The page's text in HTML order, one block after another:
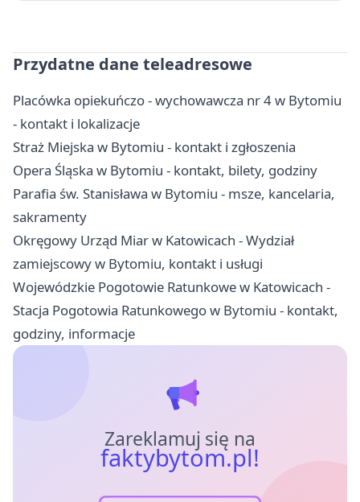
Przydatne dane teleadresowe
Placówka opiekuńczo - wychowawcza nr 4 w Bytomiu
- kontakt i lokalizacje
Straż Miejska w Bytomiu - kontakt i zgłoszenia
Opera Śląska w Bytomiu - kontakt, bilety, godziny
Parafia św. Stanisława w Bytomiu - msze, kancelaria,
sakramenty
Okręgowy Urząd Miar w Katowicach - Wydział
zamiejscowy w Bytomiu, kontakt i usługi
Wojewódzkie Pogotowie Ratunkowe w Katowicach -
Stacja Pogotowia Ratunkowego w Bytomiu - kontakt,
godziny, informacje
Zareklamuj się na
faktybytom.pl!